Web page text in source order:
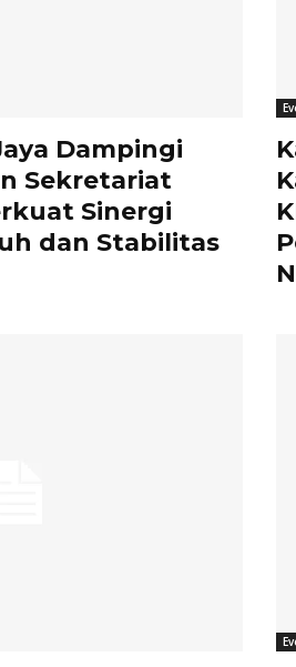
Dampingi
Sekretariat
Sinergi
dan Stabilitas